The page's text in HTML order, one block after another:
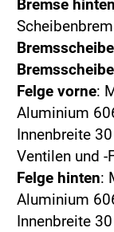
Bremse hinten
Felge vorne:
Aluminium
Innenbreite
Ventilen und -
Felge hinten:
Aluminium
Innenbreite